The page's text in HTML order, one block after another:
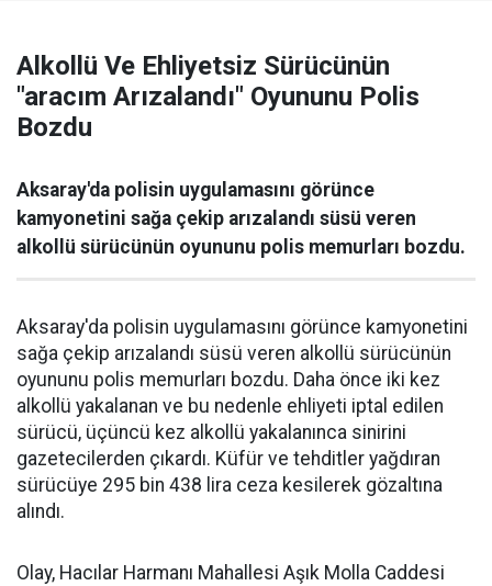
Alkollü Ve Ehliyetsiz Sürücünün
"aracım Arızalandı" Oyununu Polis
Bozdu
Aksaray'da polisin uygulamasını görünce
kamyonetini sağa çekip arızalandı süsü veren
alkollü sürücünün oyununu polis memurları bozdu.
Aksaray'da polisin uygulamasını görünce kamyonetini
sağa çekip arızalandı süsü veren alkollü sürücünün
oyununu polis memurları bozdu. Daha önce iki kez
alkollü yakalanan ve bu nedenle ehliyeti iptal edilen
sürücü, üçüncü kez alkollü yakalanınca sinirini
gazetecilerden çıkardı. Küfür ve tehditler yağdıran
sürücüye 295 bin 438 lira ceza kesilerek gözaltına
alındı.
Olay, Hacılar Harmanı Mahallesi Aşık Molla Caddesi